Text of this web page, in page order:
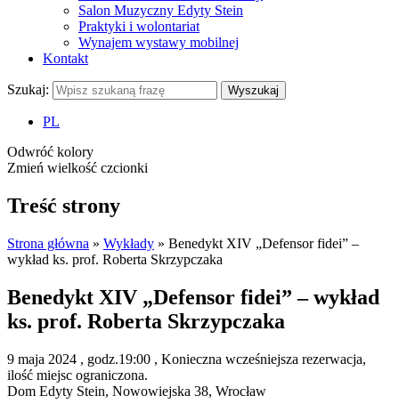
Salon Muzyczny Edyty Stein
Praktyki i wolontariat
Wynajem wystawy mobilnej
Kontakt
Szukaj: Wyszukaj
PL
Odwróć kolory
Zmień wielkość czcionki
Treść strony
Strona główna » Wykłady » Benedykt XIV „Defensor fidei” –
wykład ks. prof. Roberta Skrzypczaka
Benedykt XIV „Defensor fidei” – wykład
ks. prof. Roberta Skrzypczaka
9 maja 2024 , godz.19:00 , Konieczna wcześniejsza rezerwacja,
ilość miejsc ograniczona.
Dom Edyty Stein, Nowowiejska 38, Wrocław